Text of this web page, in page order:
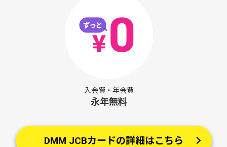
入会費・年会費
永年無料
DMM JCBカードの詳細はこちら